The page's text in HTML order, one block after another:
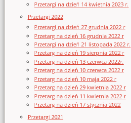
Przetargi na dzień 14 kwietnia 2023 r.
Przetargi 2022
Przetargi na dzień 27 grudnia 2022 r
Przetarg na dzień 16 grudnia 2022 r
Przetargi na dzień 21 listopada 2022 r.
Przetarg na dzień 19 sierpnia 2022 r
Przetarg na dzień 13 czerwca 2022r.
Przetarg na dzień 10 czerwca 2022 r
Przetarg na dzień 10 maja 2022 r
Przetarg na dzień 29 kwietnia 2022 r
Przetarg na dzień 11 kwietnia 2022 r
Przetarg na dzień 17 stycznia 2022
Przetargi 2021